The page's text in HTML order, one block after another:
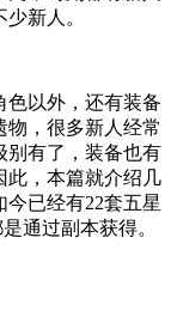
新人。
色以外，还有装备
物，很多新人经常
别有了，装备也有
此，本篇就介绍几
今已经有22套五星
通过副本获得。